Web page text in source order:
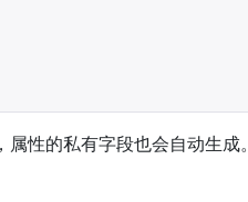
属性的私有字段也会自动生成。